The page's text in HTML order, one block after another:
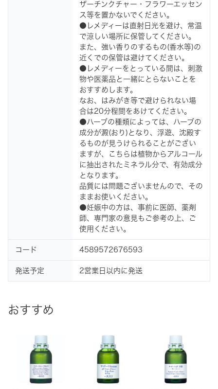
おすすめ
ザーチンクチャー・フラワーエッセン
ス等を置かないでください。
●レメディーは直射日光を避け、常温
で涼しい場所に保管してください。
また、強い香りのするもの(香水等)の
近くでの保管は避けてください。
●レメディーをとっている間は、刺激
物や医薬品と一緒にとらないことを
おすすめします。
なお、はみがき等で避けられない場
合は20分程間をあけてください。
●ハーブの種類によっては、ハーブの
成分が澱(おり)となり、浮遊、沈殿す
るものが見うけられることがござい
ますが、こちらは植物からアルコール
に抽出されたミネラル分で、有効成分
となります。
品質には問題ございませんので、その
ままお使いください。
●妊娠中の方は、事前に医師、薬剤
師、専門家の意見もご参考の上、ご
使用ください。
コード 4589572676593
発送予定 2営業日以内に発送